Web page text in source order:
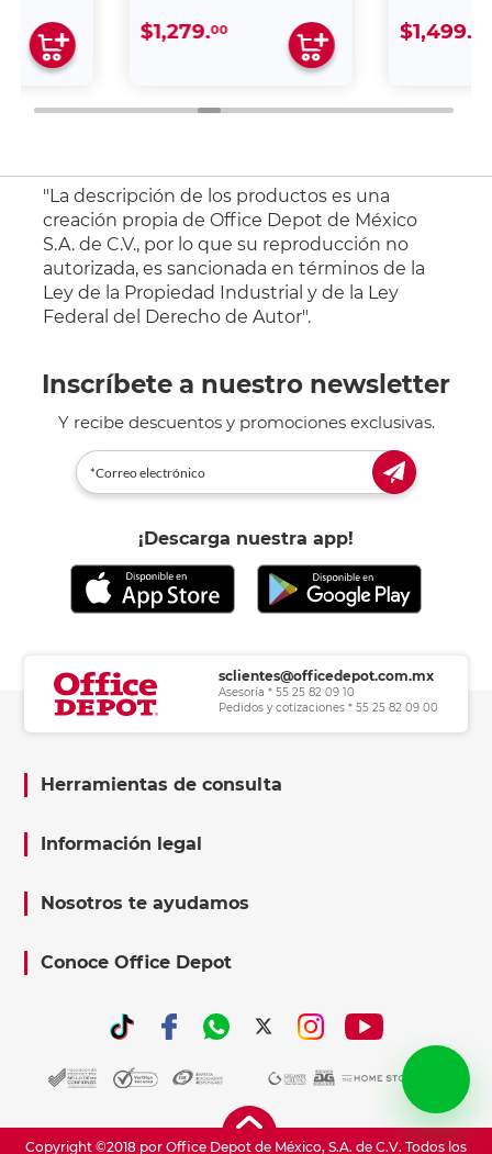
$1,279. $1,499.
"La descripción de los productos es una
creación propia de Office Depot de México
S.A. de C.V., por lo que su reproducción no
autorizada, es sancionada en términos de la
Ley de la Propiedad Industrial y de la Ley
Federal del Derecho de Autor".
Inscríbete a nuestro newsletter
Y recibe descuentos y promociones exclusivas.
¡Descarga nuestra app!
sclientes@officedepot.com.mx
Asesoría * 55 25 82 09 10
Pedidos y cotizaciones * 55 25 82 09 00
Herramientas de consulta
Información legal
Nosotros te ayudamos
Conoce Office Depot
Copyright ©2018 por Office Depot de México, S.A. de C.V. Todos los